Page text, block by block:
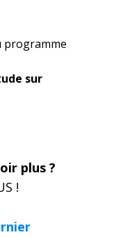
programme
sur
plus ?
!